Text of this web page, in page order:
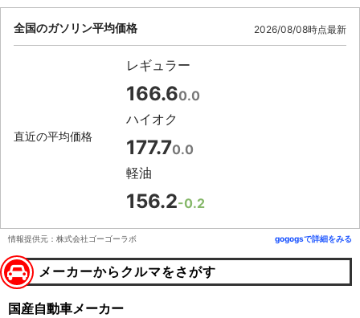
全国のガソリン平均価格 2026/08/08時点最新
直近の平均価格
レギュラー
166.60.0
ハイオク
177.70.0
軽油
156.2-0.2
情報提供元：株式会社ゴーゴーラボ gogogsで詳細をみる
メーカーからクルマをさがす
国産自動車メーカー